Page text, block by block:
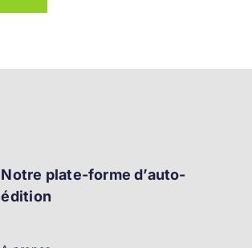
Notre plate-forme d’auto-
édition